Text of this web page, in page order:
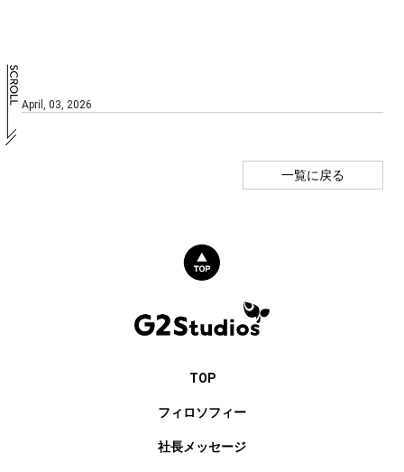
April, 03, 2026
一覧に戻る
TOP
フィロソフィー
社長メッセージ